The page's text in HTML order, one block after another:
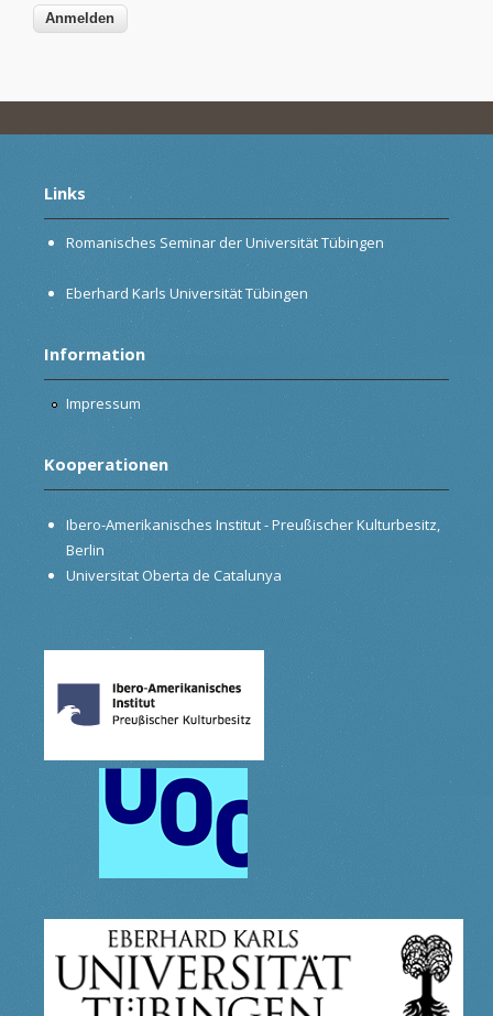
Links
Romanisches Seminar der Universität Tübingen
Eberhard Karls Universität Tübingen
Information
Impressum
Kooperationen
Ibero-Amerikanisches Institut - Preußischer Kulturbesitz,
Berlin
Universitat Oberta de Catalunya